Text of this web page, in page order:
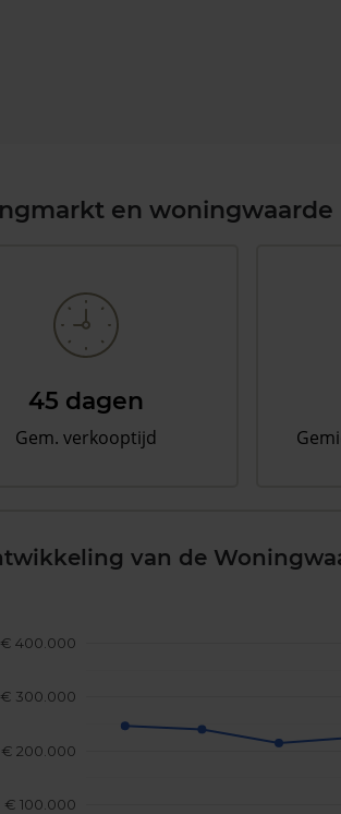
en woningwaarde
45 dagen
Gem. verkooptijd
van de
€ 100.000
€ 200.000
€ 300.000
€ 400.000